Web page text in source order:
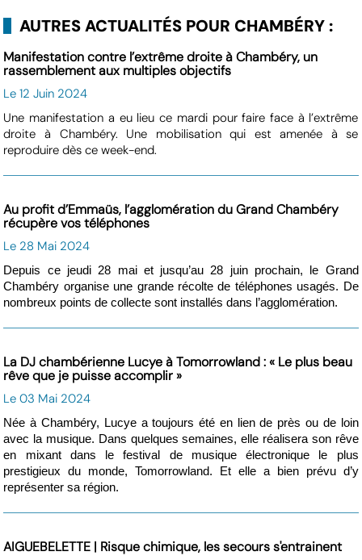
AUTRES ACTUALITÉS POUR CHAMBÉRY :
Manifestation contre l’extrême droite à Chambéry, un
rassemblement aux multiples objectifs
Le 12 Juin 2024
Une manifestation a eu lieu ce mardi pour faire face à l’extrême
droite à Chambéry. Une mobilisation qui est amenée à se
reproduire dès ce week-end.
Au profit d’Emmaüs, l’agglomération du Grand Chambéry
récupère vos téléphones
Le 28 Mai 2024
Depuis ce jeudi 28 mai et jusqu’au 28 juin prochain, le Grand
Chambéry organise une grande récolte de téléphones usagés. De
nombreux points de collecte sont installés dans l’agglomération.
La DJ chambérienne Lucye à Tomorrowland : « Le plus beau
rêve que je puisse accomplir »
Le 03 Mai 2024
Née à Chambéry, Lucye a toujours été en lien de près ou de loin
avec la musique. Dans quelques semaines, elle réalisera son rêve
en mixant dans le festival de musique électronique le plus
prestigieux du monde, Tomorrowland. Et elle a bien prévu d’y
représenter sa région.
AIGUEBELETTE | Risque chimique, les secours s'entrainent